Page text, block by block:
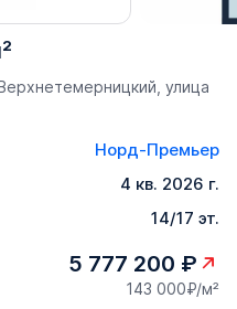
улица
Норд-Премьер
4 кв. 2026 г.
14/17 эт.
5 777 200 ₽
143 000₽/м²